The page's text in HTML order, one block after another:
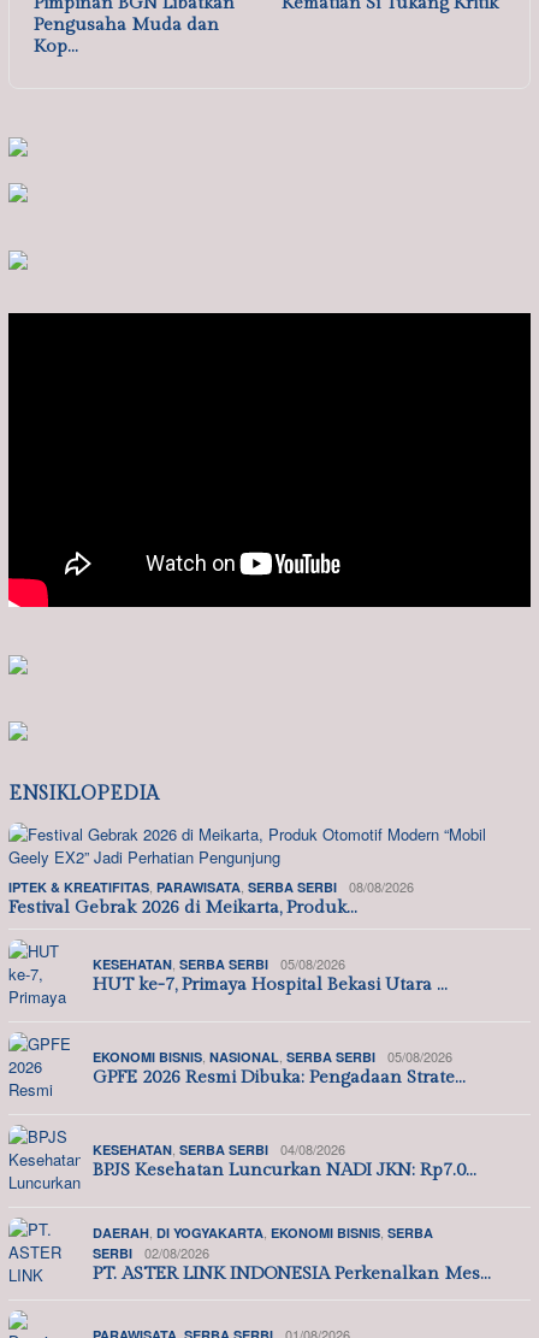
Pengusaha Muda dan
Kop…
ENSIKLOPEDIA
IPTEK & KREATIFITAS, PARAWISATA, SERBA SERBI 08/08/2026
Festival Gebrak 2026 di Meikarta, Produk…
KESEHATAN, SERBA SERBI 05/08/2026
HUT ke-7, Primaya Hospital Bekasi Utara …
EKONOMI BISNIS, NASIONAL, SERBA SERBI 05/08/2026
GPFE 2026 Resmi Dibuka: Pengadaan Strate…
KESEHATAN, SERBA SERBI 04/08/2026
BPJS Kesehatan Luncurkan NADI JKN: Rp7.0…
DAERAH, DI YOGYAKARTA, EKONOMI BISNIS, SERBA
SERBI
02/08/2026
PT. ASTER LINK INDONESIA Perkenalkan Mes…